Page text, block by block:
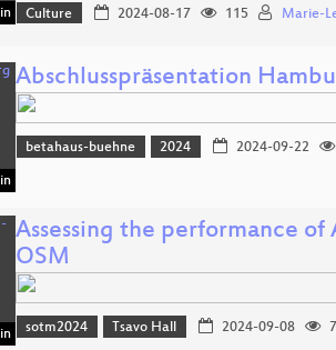
Culture 2024-08-17 115 Marie-
Abschlusspräsentation
betahaus-buehne 2024 2024-09-22
Assessing the performance
OSM
sotm2024 Tsavo Hall 2024-09-08